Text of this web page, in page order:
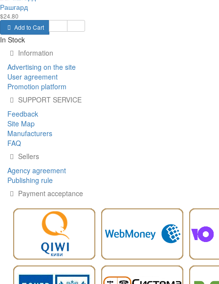
Рашгард
$24.80
Add to Cart
In Stock
Information
Advertising on the site
User agreement
Promotion platform
SUPPORT SERVICE
Feedback
Site Map
Manufacturers
FAQ
Sellers
Agency agreement
Publishing rule
Payment acceptance